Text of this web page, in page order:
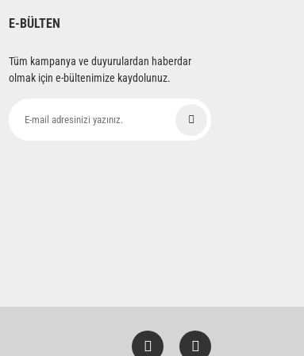
E-BÜLTEN
Tüm kampanya ve duyurulardan haberdar
olmak için e-bültenimize kaydolunuz.